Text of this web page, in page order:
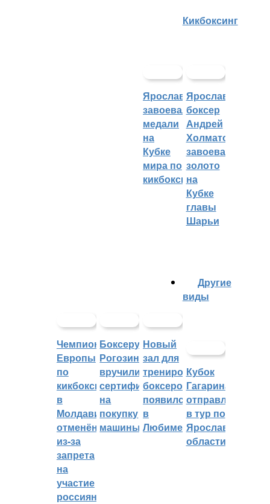
Кикбоксинг
Ярославцы
завоевали
медали
на
Кубке
мира по
кикбоксингу
Ярославский
боксер
Андрей
Холматов
завоевал
золото
на
Кубке
главы
Шарьи
Чемпионат
Европы
по
кикбоксингу
в
Молдавии
отменён
из-за
запрета
на
участие
россиян
Боксеру
Рогозину
вручили
сертификат
на
покупку
машины
Новый
зал для
тренировок
боксеров
появился
в
Любиме
Другие
виды
Кубок
Гагарина
отправляется
в тур по
Ярославской
области